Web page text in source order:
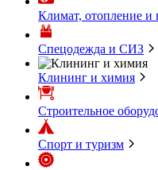
Климат, отопление и
Спецодежда и СИЗ
Клининг и химия
Строительное
Спорт и туризм